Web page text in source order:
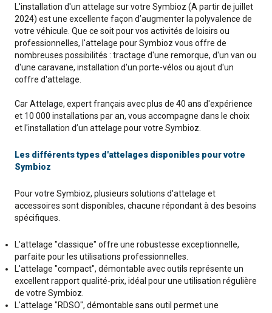
L'installation d'un attelage sur votre Symbioz (A partir de juillet
2024) est une excellente façon d’augmenter la polyvalence de
votre véhicule. Que ce soit pour vos activités de loisirs ou
professionnelles, l'attelage pour Symbioz vous offre de
nombreuses possibilités : tractage d'une remorque, d'un van ou
d'une caravane, installation d'un porte-vélos ou ajout d'un
coffre d'attelage.
Car Attelage, expert français avec plus de 40 ans d'expérience
et 10 000 installations par an, vous accompagne dans le choix
et l'installation d’un attelage pour votre Symbioz.
Les différents types d'attelages disponibles pour votre
Symbioz
Pour votre Symbioz, plusieurs solutions d'attelage et
accessoires sont disponibles, chacune répondant à des besoins
spécifiques.
L'attelage "classique" offre une robustesse exceptionnelle,
parfaite pour les utilisations professionnelles.
L'attelage "compact", démontable avec outils représente un
excellent rapport qualité-prix, idéal pour une utilisation régulière
de votre Symbioz.
L'attelage "RDSO", démontable sans outil permet une